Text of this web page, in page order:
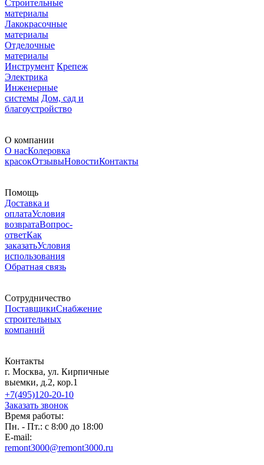
Строительные
материалы
Лакокрасочные
материалы
Отделочные
материалы
Инструмент Крепеж
Электрика
Инженерные
системы Дом, сад и
благоустройство
О компании
О насКолеровка
красокОтзывыНовостиКонтакты
Помощь
Доставка и
оплатаУсловия
возвратаВопрос-
ответКак
заказатьУсловия
использования
Обратная связь
Сотрудничество
ПоставщикиСнабжение
строительных
компаний
Контакты
г. Москва, ул. Кирпичные
выемки, д.2, кор.1
+7(495)120-20-10
Заказать звонок
Время работы:
Пн. - Пт.: с 8:00 до 18:00
E-mail:
remont3000@remont3000.ru